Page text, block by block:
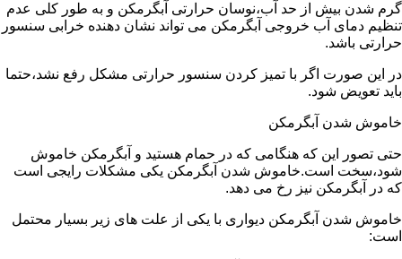
گرم شدن بیش از حد آب،نوسان حرارتی آبگرمکن و به طور کلی عدم
تنظیم دمای آب خروجی آبگرمکن می تواند نشان دهنده خرابی سنسور
حرارتی باشد.
در این صورت اگر با تمیز کردن سنسور حرارتی مشکل رفع نشد،حتما
باید تعویض شود.
خاموش شدن آبگرمکن
حتی تصور این که هنگامی که در حمام هستید و آبگرمکن خاموش
شود،سخت است.خاموش شدن آبگرمکن یکی مشکلات رایجی است
که در آبگرمکن نیز رخ می دهد.
خاموش شدن آبگرمکن دیواری با یکی از علت های زیر بسیار محتمل
است: